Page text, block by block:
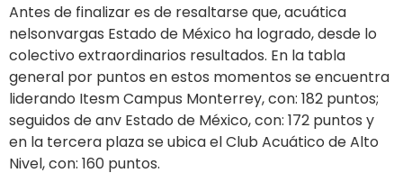
Antes de finalizar es de resaltarse que, acuática
nelsonvargas Estado de México ha logrado, desde lo
colectivo extraordinarios resultados. En la tabla
general por puntos en estos momentos se encuentra
liderando Itesm Campus Monterrey, con: 182 puntos;
seguidos de anv Estado de México, con: 172 puntos y
en la tercera plaza se ubica el Club Acuático de Alto
Nivel, con: 160 puntos.